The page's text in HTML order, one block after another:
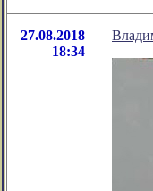
27.08.2018
18:34